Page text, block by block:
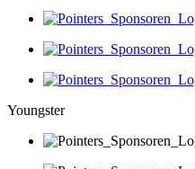
Youngster